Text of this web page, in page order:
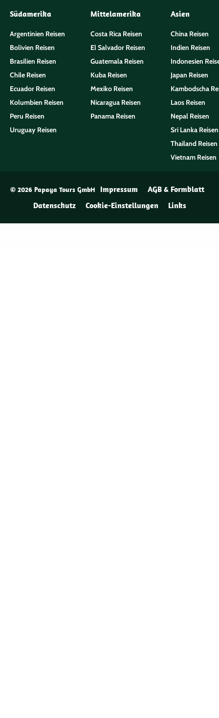
Südamerika
Argentinien Reisen
Bolivien Reisen
Brasilien Reisen
Chile Reisen
Ecuador Reisen
Kolumbien Reisen
Peru Reisen
Uruguay Reisen
Mittelamerika
Costa Rica Reisen
El Salvador Reisen
Guatemala Reisen
Kuba Reisen
Mexiko Reisen
Nicaragua Reisen
Panama Reisen
Asien
China Reisen
Indien Reisen
Indonesien
Japan Reisen
Kambodscha
Laos Reisen
Nepal Reisen
Sri Lanka Reisen
Thailand Reisen
Vietnam Reisen
© 2026 Papaya Tours GmbH Impressum
AGB & Formblatt
Datenschutz
Cookie-Einstellungen Links